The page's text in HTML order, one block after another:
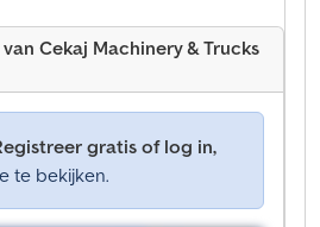
Cekaj Machinery & Trucks
gratis of log in,
te bekijken.